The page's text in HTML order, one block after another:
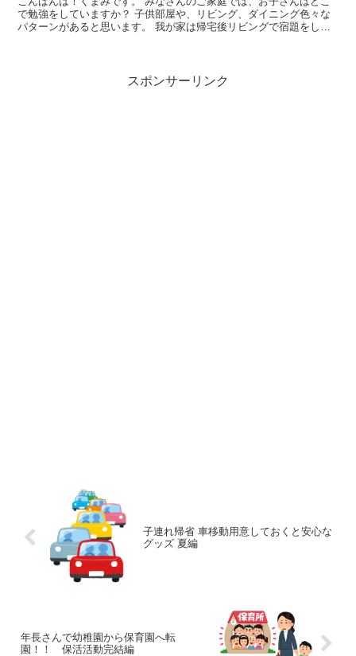
で勉強をしていますか？ 子供部屋や、リビング、ダイニング色々な
パターンがあると思います。 我が家は帰宅後リビングで宿題をして
スポンサーリンク
子連れ帰省 車移動用意しておくと安心な
グッズ 夏編
年長さんで幼稚園から保育園へ転
園！！ 保活活動完結編